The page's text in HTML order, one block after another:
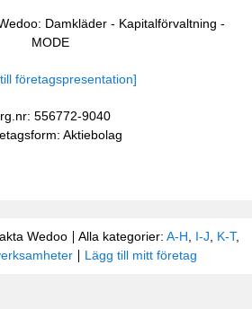
Damkläder- Kapitalförvaltning -
MODE
företagspresentation]
556772-9040
Aktiebolag
Wedoo Alla kategorier: A-H I-J K-T,
Lägg till mitt företag